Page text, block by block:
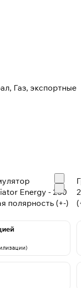
Газ, экспортные
Energy - 230
полярность (+-)